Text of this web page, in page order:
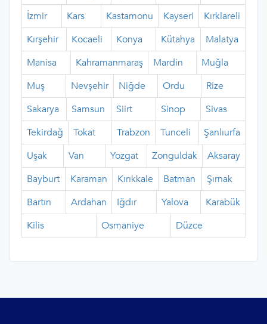
İzmir
Kars Kastamonu Kayseri
Kırklareli
Kırşehir
Kocaeli Konya Kütahya
Malatya
Manisa
Kahramanmaraş Mardin
Muğla
Muş
Nevşehir Niğde Ordu
Rize
Sakarya
Samsun Siirt Sinop
Sivas
Tekirdağ
Tokat Trabzon Tunceli
Şanlıurfa
Uşak
Van Yozgat Zonguldak
Aksaray
Bayburt
Karaman Kırıkkale Batman
Şırnak
Bartın
Ardahan Iğdır Yalova
Karabük
Kilis
Osmaniye Düzce